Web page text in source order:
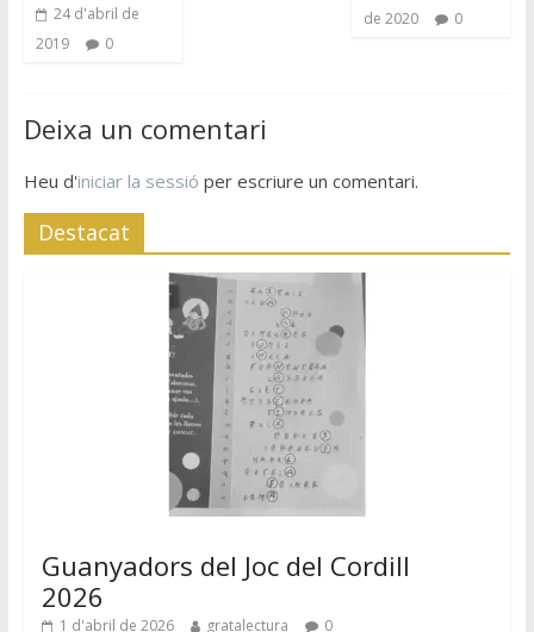
24 d'abril de
2019
0
de 2020
0
Deixa un comentari
Heu d'iniciar la sessió per escriure un comentari.
Destacat
Guanyadors del Joc del Cordill
2026
1 d'abril de 2026 gratalectura 0